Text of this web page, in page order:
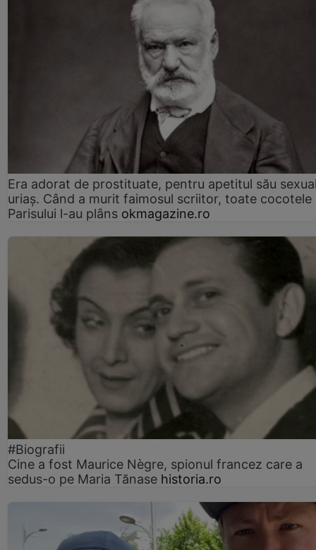
Era adorat de prostituate, pentru apetitul său
uriaș. Când a murit faimosul scriitor, toate cocotele
Parisului l-au plâns okmagazine.ro
#Biografii
Cine a fost Maurice Nègre, spionul francez care a
sedus-o pe Maria Tănase historia.ro